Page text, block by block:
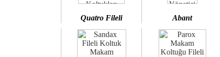
Quatro Fileli Abant